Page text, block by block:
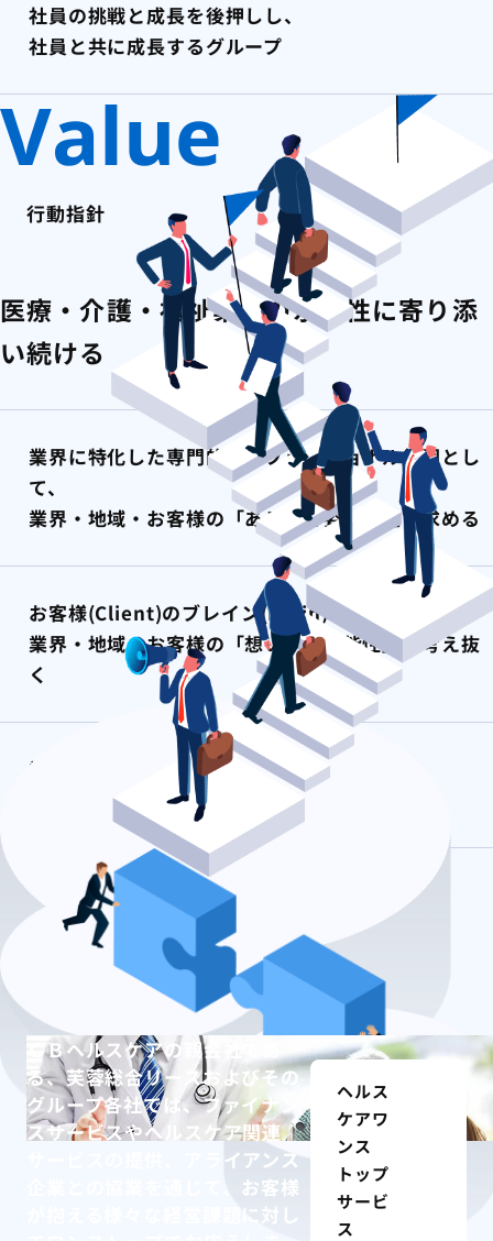
社員の挑戦と成長を後押しし、
社員と共に成長するグループ
Value
行動指針
医療・介護・福祉業界の永続性に寄り添
い続ける
業界に特化した専門的プロフェッショナル集団とし
て、
業界・地域・お客様の「あるべき姿」を追い求める
お客様(Client)のブレイン(Brain)として、
業界・地域・お客様の「想い」「可能性」を考え抜
く
業界・地域・お客様の「進化」のために、
自らも「成長」「変化」し続ける
ＣＢヘルスケアの親会社であ
る、芙蓉総合リースおよびその
グループ各社では、ファイナン
スサービスやヘルスケア関連
サービスの提供、アライアンス
企業との協業を通じて、お客様
が抱える様々な経営課題に対し
ヘルス
ケアワ
ンス
トップ
サービ
ス